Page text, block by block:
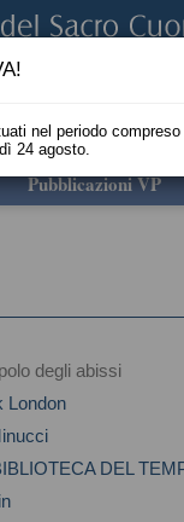
Pubblicazioni VP
degli abissi
London
DEL
nel periodo
24 agosto.